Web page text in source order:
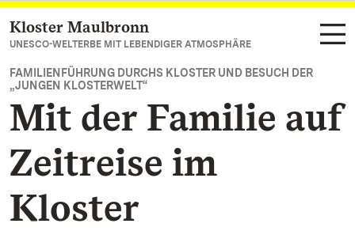
Zum Hauptinhalt springen
Kloster Maulbronn
UNESCO-WELTERBE MIT LEBENDIGER ATMOSPHÄRE
FAMILIENFÜHRUNG DURCHS KLOSTER UND BESUCH DER
„JUNGEN KLOSTERWELT“
Mit der Familie auf
Zeitreise im
Kloster